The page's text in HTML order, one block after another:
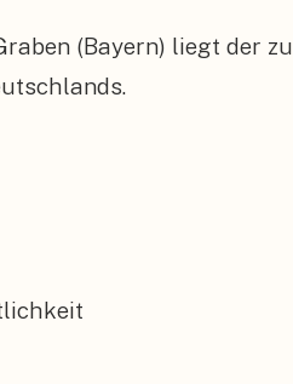
(Bayern) liegt der